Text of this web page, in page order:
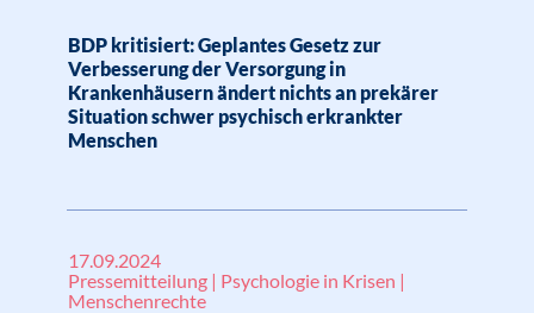
BDP kritisiert: Geplantes Gesetz zur
Verbesserung der Versorgung in
Krankenhäusern ändert nichts an prekärer
Situation schwer psychisch erkrankter
Menschen
17.09.2024
Pressemitteilung | Psychologie in Krisen |
Menschenrechte